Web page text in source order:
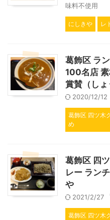
味料不使用
にしきや レ
葛飾区 ラ
100名店
賞賛（しょ
2020/12/12
葛飾区 四ツ木
め
葛飾区 四
レー ラン
や
2021/2/27
葛飾区 四ツ木